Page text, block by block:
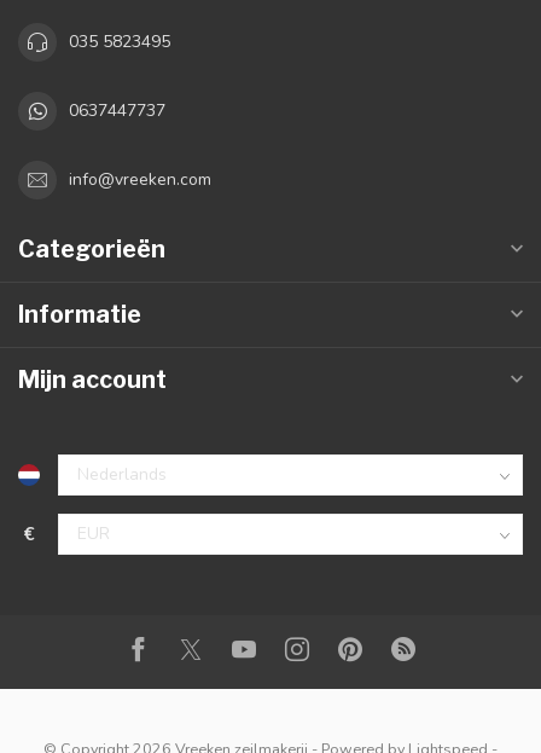
035 5823495
0637447737
info@vreeken.com
Categorieën
Informatie
Mijn account
€
© Copyright 2026 Vreeken zeilmakerij - Powered by Lightspeed -